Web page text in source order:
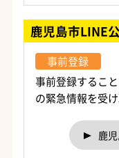
鹿児島市LINE
事前登録
事前登録するこ
の緊急情報を受け
鹿